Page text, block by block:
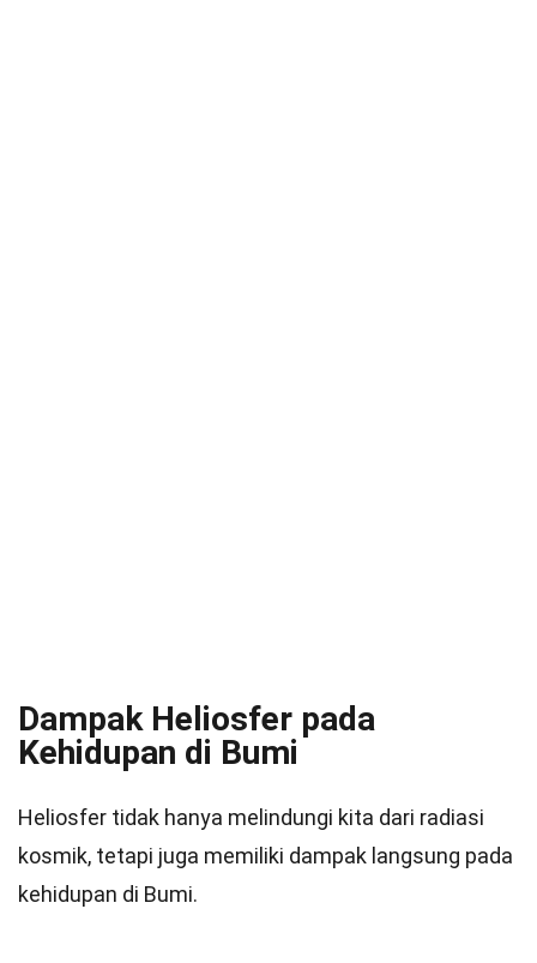
Dampak Heliosfer pada
Kehidupan di Bumi
Heliosfer tidak hanya melindungi kita dari radiasi
kosmik, tetapi juga memiliki dampak langsung pada
kehidupan di Bumi.